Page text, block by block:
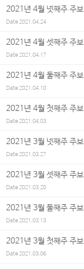
2021년 4월 넷째주 주보
Date2021.04.24
2021년 4월 셋째주 주보
Date2021.04.17
2021년 4월 둘째주 주보
Date2021.04.10
2021년 4월 첫째주 주보
Date2021.04.03
2021년 3월 넷째주 주보
Date2021.03.27
2021년 3월 셋째주 주보
Date2021.03.20
2021년 3월 둘째주 주보
Date2021.03.13
2021년 3월 첫째주 주보
Date2021.03.06